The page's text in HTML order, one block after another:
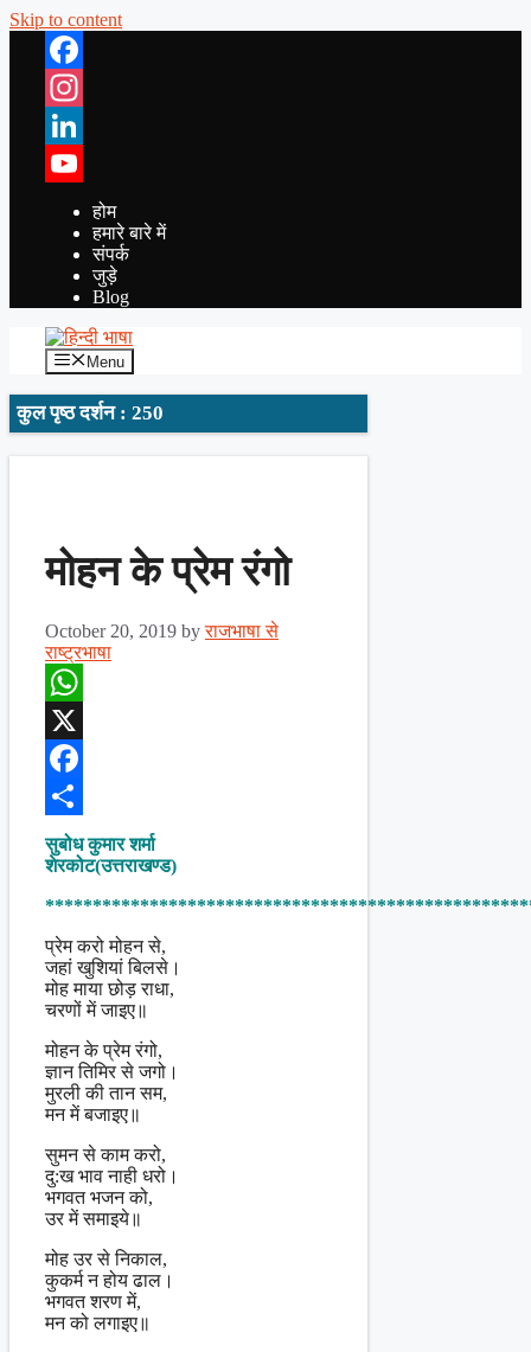
Skip to content
Facebook
Instagram
LinkedIn
YouTube
होम
हमारे बारे में
संपर्क
जुड़े
Blog
Menu
कुल पृष्ठ दर्शन : 250
मोहन के प्रेम रंगो
October 20, 2019 byराजभाषा से
राष्ट्रभाषा
WhatsApp
X
Facebook
Share
सुबोध कुमार शर्मा
शेरकोट(उत्तराखण्ड)
प्रेम करो मोहन से,
जहां खुशियां बिलसे।
मोह माया छोड़ राधा,
चरणों में जाइए॥
मोहन के प्रेम रंगो,
ज्ञान तिमिर से जगो।
मुरली की तान सम,
मन में बजाइए॥
सुमन से काम करो,
दु:ख भाव नाही धरो।
भगवत भजन को,
उर में समाइये॥
मोह उर से निकाल,
कुकर्म न होय ढाल।
भगवत शरण में,
मन को लगाइए॥